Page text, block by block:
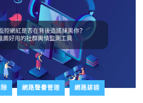
網路聲譽管理 網路誹謗